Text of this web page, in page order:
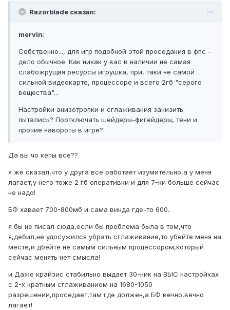
Razorblade сказал:
mervin:
Собственно..., для игр подобной этой проседания в фпс -
дело обычное. Как никак у вас в наличии не самая
слабожрущая ресурсы игрушка, при, таки не самой
сильной видеокарте, процессоре и всего 2гб "серого
вещества"...
Настройки анизотропки и сглаживания занизить
пытались? Поотключать шейдеры-фигейдеры, тени и
прочие навороты в игре?
Да вы чо кепы все??
я же сказал,что у друга все работает изумительно,а у меня
лагает,у него тоже 2 гб оперативки и для 7-ки больше сейчас
не надо!
БФ хавает 700-800мб и сама винда где-то 600.
я бы не писал сюда,если бы проблема была в том,что
я,дебил,не удосужился убрать сглаживание,то убейте меня на
месте,и дбейте не самым сильным процессором,который
сейчас менять нет смысла!
и Даже крайзис стабильно выдает 30-ник на ВЫС настройках
с 2-х кратным сглаживанием на 1680-1050
разрешении,проседает,там где должен,а БФ вечно,вечно
лагает!